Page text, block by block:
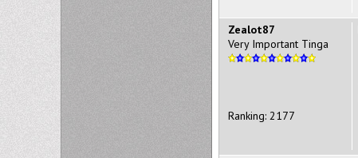
Zealot87
Very Important Tinga
Ranking: 2177